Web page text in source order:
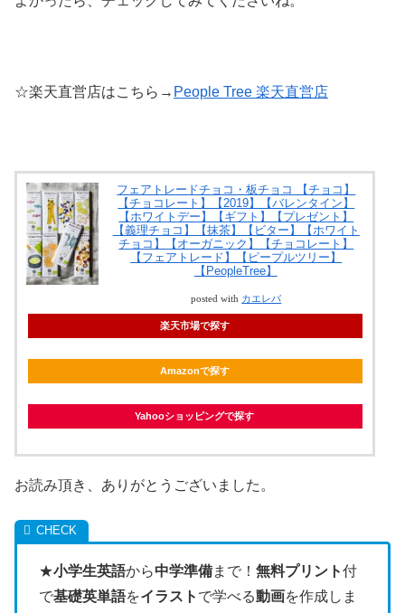
☆楽天直営店はこちら→ People Tree 楽天直営店
フェアトレードチョコ・板チョコ 【チョコ】
【チョコレート】【2019】【バレンタイン】
【ホワイトデー】【ギフト】【プレゼント】
【義理チョコ】【抹茶】【ビター】【ホワイト
チョコ】【オーガニック】【チョコレート】
【フェアトレード】【ピープルツリー】
【PeopleTree】
posted with カエレバ
楽天市場で探す
Amazonで探す
Yahooショッピングで探す
お読み頂き、ありがとうございました。
★小学生英語から中学準備まで！ 無料プリント付
で基礎英単語をイラスト で学べる動画を作成しま